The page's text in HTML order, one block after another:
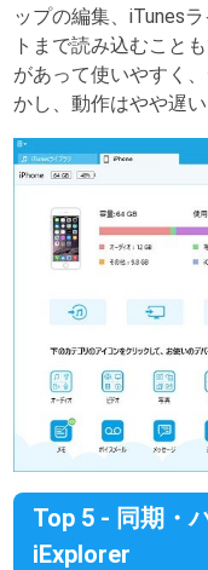
ップの編集、iTunes
トまで読み込むこと
があって使いやすく
かし、動作はやや遅い
Top 5 - 同期・
iExplorer